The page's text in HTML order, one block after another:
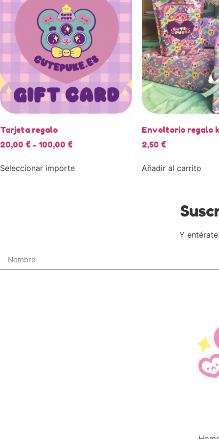
Tarjeta regalo
20,00 € - 100,00 €
Seleccionar importe
Envoltorio regalo
2,50 €
Añadir al carrito
Y